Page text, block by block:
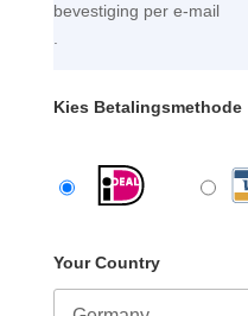
bevestiging per e-mail
.
Kies Betalingsmethode
Your Country